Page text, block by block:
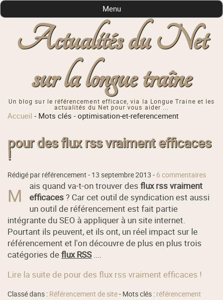
Actualités du Net
sur la longue traîne
Un blog sur le référencement efficace, via la Longue Traine et les
actualités du Net pour vous aider ...
Menu
Accueil - Mots clés -optimisation-et-referencement
pour des flux rss vraiment efficaces
!
Rédigé par référencement - 13 septembre 2013 - 6 commentaires
M ais quand va-t-on trouver desflux rss vraiment
efficaces? Car cet outil de syndication est aussi
un outil de référencement est fait partie
intégrante du SEO à appliquer à un site internet.
Pourtant ils peuvent, et ils ont, un réel impact sur le
référencement et l'on découvre de plus en plus trois
catégories deflux RSS ....
Lire la suite de pour des flux rss vraiment efficaces !
Classé dans : Référencement de site- Mots clés : référencement